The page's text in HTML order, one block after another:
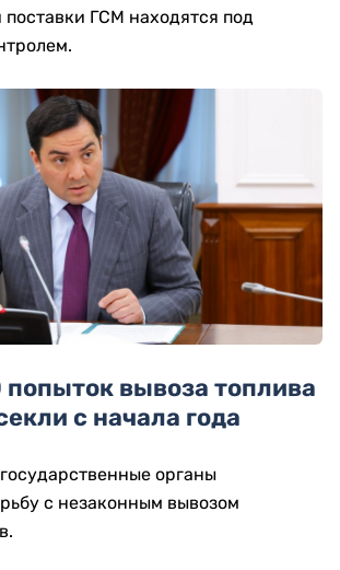
поставки ГСМ находятся под
вывоза топлива
с начала года
органы
с незаконным вывозом